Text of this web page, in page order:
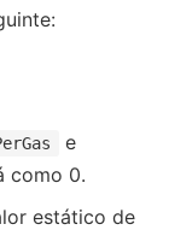
e
como 0.
estático de